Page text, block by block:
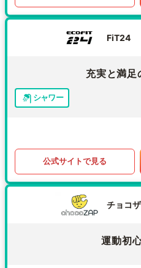
FiT24
充実と満足
シャワー
公式サイトで見る
チョコ
運動初